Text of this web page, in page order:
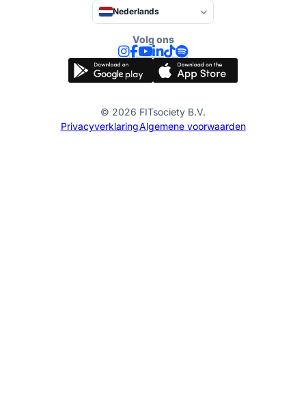
Nederlands
Volg ons
© 2026 FITsociety B.V.
PrivacyverklaringAlgemene voorwaarden